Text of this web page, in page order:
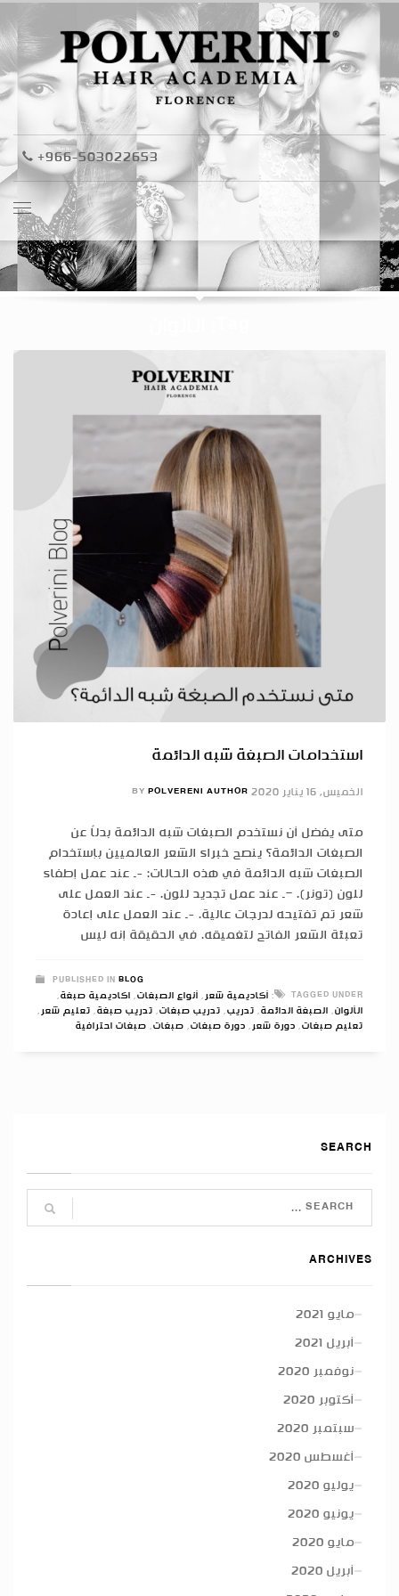
+966-503022653
استخدامات الصبغة شبه الدائمة
الخميس, 16 يناير 2020 BY POLVERENI AUTHOR
متى يفضل أن نستخدم الصبغات شبه الدائمة بدلاً عن
الصبغات الدائمة؟ ينصح خبراء الشعر العالميين بإستخدام
الصبغات شبه الدائمة في هذه الحالات: -ـ عند عمل إطفاء
للون (تونر). –ـ عند عمل تجديد للون. -ـ عند العمل على
شعر تم تفتيحه لدرجات عالية. -ـ عند العمل على إعادة
تعبئة الشعر الفاتح لتغميقه. في الحقيقة إنه ليس
PUBLISHED IN BLOG
TAGGED UNDER:
أكاديمية شعر, أنواع الصبغات, اكاديمية صبغة,
الألوان, الصبغة الدائمة, تدريب, تدريب صبغات, تدريب صبغة, تعليم شعر,
تعليم صبغات, دورة شعر, دورة صبغات, صبغات, صبغات احترافية
SEARCH
ARCHIVES
مايو 2021
أبريل 2021
نوفمبر 2020
أكتوبر 2020
سبتمبر 2020
أغسطس 2020
يوليو 2020
يونيو 2020
مايو 2020
أبريل 2020